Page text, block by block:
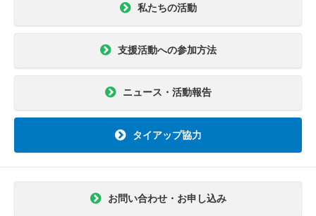
私たちの活動
支援活動への参加方法
ニュース・活動報告
タイアップ協力
お問い合わせ・お申し込み